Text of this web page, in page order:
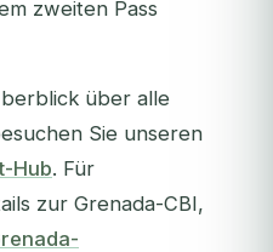
zweiten Pass
über alle
Sie unseren
Hub. Für
zur Grenada-CBI,